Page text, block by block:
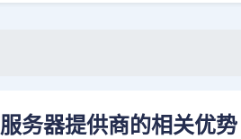
务器提供商的相关优势